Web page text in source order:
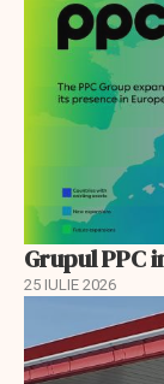
Grupul PPC
25 IULIE 2026